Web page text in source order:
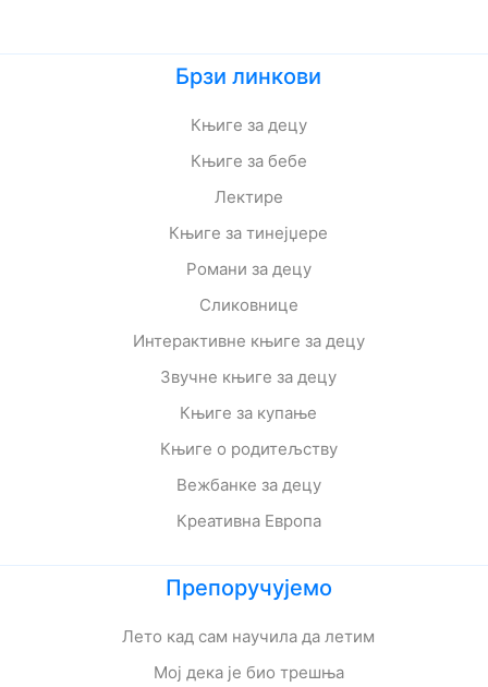
Брзи линкови
Књиге за децу
Књиге за бебе
Лектире
Књиге за тинејџере
Романи за децу
Сликовнице
Интерактивне књиге за децу
Звучне књиге за децу
Књиге за купање
Књиге о родитељству
Вежбанке за децу
Креативна Европа
Препоручујемо
Лето кад сам научила да летим
Мој дека је био трешња